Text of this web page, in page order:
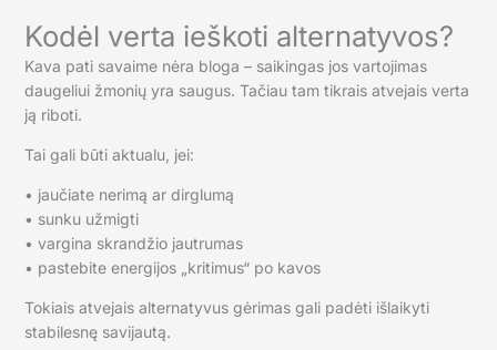
Kodėl verta ieškoti alternatyvos?
Kava pati savaime nėra bloga – saikingas jos vartojimas
daugeliui žmonių yra saugus. Tačiau tam tikrais atvejais verta
ją riboti.
Tai gali būti aktualu, jei:
• jaučiate nerimą ar dirglumą
• sunku užmigti
• vargina skrandžio jautrumas
• pastebite energijos „kritimus“ po kavos
Tokiais atvejais alternatyvus gėrimas gali padėti išlaikyti
stabilesnę savijautą.